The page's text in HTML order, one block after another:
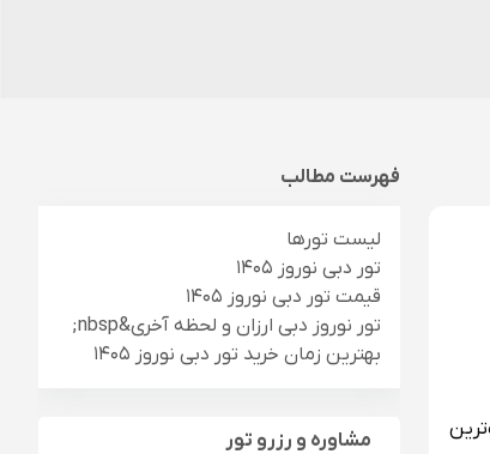
فهرست مطالب
لیست تورها
تور دبی نوروز ۱۴۰۵
قیمت تور دبی نوروز ۱۴۰۵
تور نوروز دبی ارزان و لحظه آخری&nbsp;
بهترین زمان خرید تور دبی نوروز ۱۴۰۵
مشاوره و رزرو تور